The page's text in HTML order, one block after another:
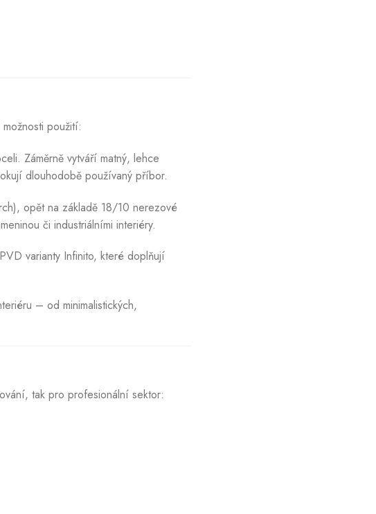
použití:
Záměrně vytváří matný, lehce
dlouhodobě používaný příbor.
opět na základě 18/10 nerezové
či industriálními interiéry.
varianty Infinito, které doplňují
– od minimalistických,
tak pro profesionální sektor: